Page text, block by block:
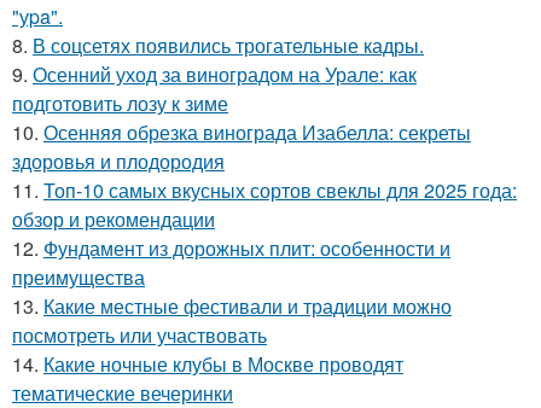
"уpa".
8. В соцсетях появились трогательные кадры.
9. Осенний уход за виноградом на Урале: как
подготовить лозу к зиме
10. Осенняя обрезка винограда Изабелла: секреты
здоровья и плодородия
11. Топ-10 самых вкусных сортов свеклы для 2025 года:
обзор и рекомендации
12. Фундамент из дорожных плит: особенности и
преимущества
13. Какие местные фестивали и традиции можно
посмотреть или участвовать
14. Какие ночные клубы в Москве проводят
тематические вечеринки